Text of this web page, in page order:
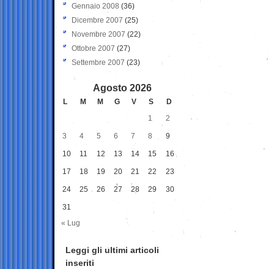
Gennaio 2008 (36)
Dicembre 2007 (25)
Novembre 2007 (22)
Ottobre 2007 (27)
Settembre 2007 (23)
Agosto 2026
L M M G V S
D
1
2
3 4 5 6 7 8 9
10 11 12 13 14 15 16
17 18 19 20 21 22 23
24 25 26 27 28 29 30
31
« Lug
Leggi gli ultimi articoli
inseriti